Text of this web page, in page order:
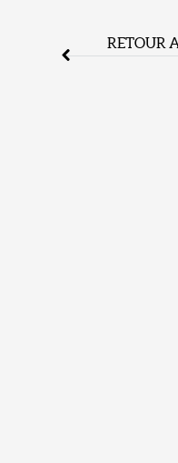
RETOUR